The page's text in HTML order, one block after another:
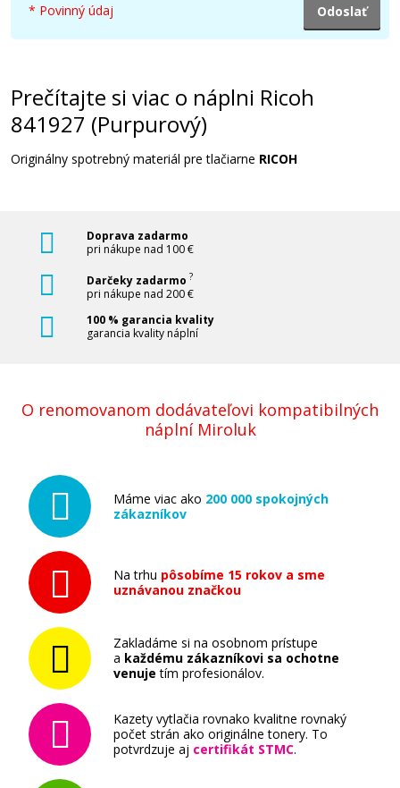
Ricoh 841925 (Čierny)
47,90 €
Pridať do košíka
Ricoh 841926 (Žltý)
* Povinný údaj
Prečítajte si viac o náplni Ricoh
841927 (Purpurový)
Originálny spotrebný materiál pre tlačiarne RICOH
Doprava zadarmo
pri nákupe nad 100 €
Darčeky zadarmo ?
pri nákupe nad 200 €
100 % garancia kvality
garancia kvality náplní
O renomovanom dodávateľovi kompatibilných
náplní Miroluk
Máme viac ako 200 000 spokojných
zákazníkov
Na trhu pôsobíme 15 rokov a sme
uznávanou značkou
Zakladáme si na osobnom prístupe
a každému zákazníkovi sa ochotne
venuje tím profesionálov.
Kazety vytlačia rovnako kvalitne rovnaký
počet strán ako originálne tonery. To
potvrdzuje aj certifikát STMC.